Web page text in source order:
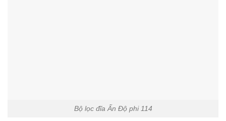
Bộ lọc đĩa Ấn Độ phi 114